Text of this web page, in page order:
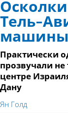
Тель-
машины
Практически
прозвучали не
центре
Дану
Ян Голд